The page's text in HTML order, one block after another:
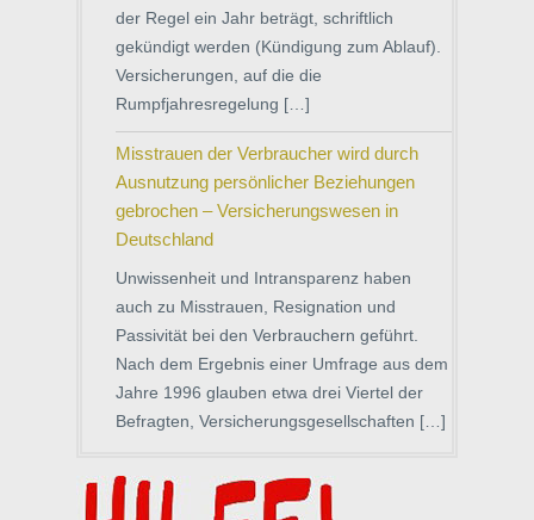
der Regel ein Jahr beträgt, schriftlich
gekündigt werden (Kündigung zum Ablauf).
Versicherungen, auf die die
Rumpfjahresregelung […]
Misstrauen der Verbraucher wird durch
Ausnutzung persönlicher Beziehungen
gebrochen – Versicherungswesen in
Deutschland
Unwissenheit und Intransparenz haben
auch zu Misstrauen, Resignation und
Passivität bei den Verbrauchern geführt.
Nach dem Ergebnis einer Umfrage aus dem
Jahre 1996 glauben etwa drei Viertel der
Befragten, Versicherungsgesellschaften […]